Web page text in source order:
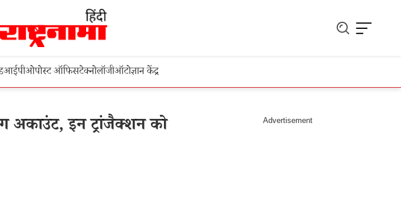
आईपीओपोस्ट ऑफिसटेक्नोलॉजीऑटोज्ञान केंद्र
इन ट्रांजैक्शन को